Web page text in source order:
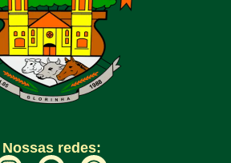
Nossas redes: